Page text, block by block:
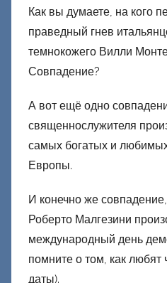
Как вы думаете, на кого
праведный гнев
темнокожего Вилли
Совпадение?
А вот ещё одно
священнослужителя
самых богатых и
Европы.
И конечно же
Роберто Малгезини
международный день
помните о том, как любят
даты).